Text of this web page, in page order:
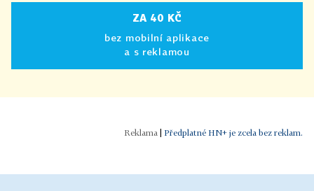
ZA 40 KČ
bez mobilní aplikace
a s reklamou
Předplatné HN+ je zcela bez reklam.